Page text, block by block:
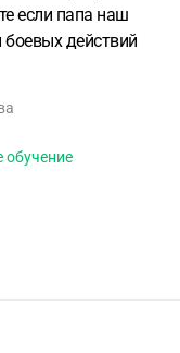
если папа наш
боевых действий
обучение